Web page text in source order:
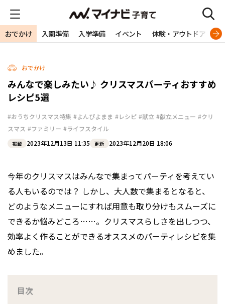
おでかけ 入園準備 入学準備 イベント 体験・アウトドア 旅
おでかけ
みんなで楽しみたい♪ クリスマスパーティおすすめ
レシピ5選
#おうちクリスマス特集 #よんぴよまま #レシピ #献立 #献立メニュー #クリ
スマス #ファミリー #ライフスタイル
掲載 2023年12月13日 11:35 更新 2023年12月20日 18:06
今年のクリスマスはみんなで集まってパーティを考えてい
る人もいるのでは？ しかし、大人数で集まるとなると、
どのようなメニューにすれば用意も取り分けもスムーズに
できるか悩みどころ……。クリスマスらしさを出しつつ、
効率よく作ることができるオススメのパーティレシピを集
めました。
目次